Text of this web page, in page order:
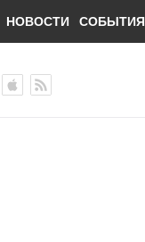
НОВОСТИ СОБЫТИЯ